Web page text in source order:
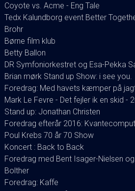
Coyote vs. Acme - Eng Tale
Tedx Kalundborg event Better
Brohr
Børne film klub
Betty Ballon
DR Symfoniorkestret og Esa-Pekka
Brian mørk Stand up Show: i see you.
Foredrag: Med havets kæmper på
Mark Le Fevre - Det fejler ik en skid -
Stand up: Jonathan Christen
Foredrag efterår 2016:
Poul Krebs 70 år 70 Show
Koncert : Back to Back
Foredrag med Bent Isager-Nielsen
Bolther
Foredrag: Kaffe